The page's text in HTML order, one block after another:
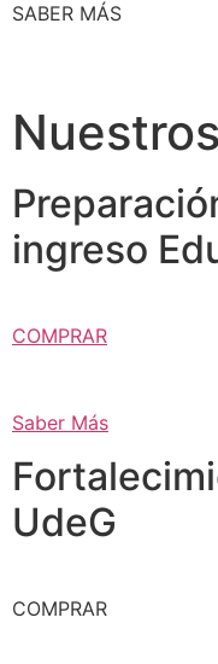
SABER MÁS
ingreso
COMPRAR
Saber Más
UdeG
COMPRAR